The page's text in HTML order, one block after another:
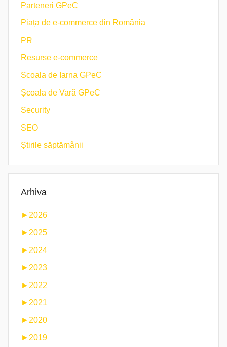
Parteneri GPeC
Piața de e-commerce din România
PR
Resurse e-commerce
Scoala de Iarna GPeC
Școala de Vară GPeC
Security
SEO
Știrile săptămânii
Arhiva
► 2026
►2025
► 2024
► 2023
► 2022
► 2021
► 2020
► 2019